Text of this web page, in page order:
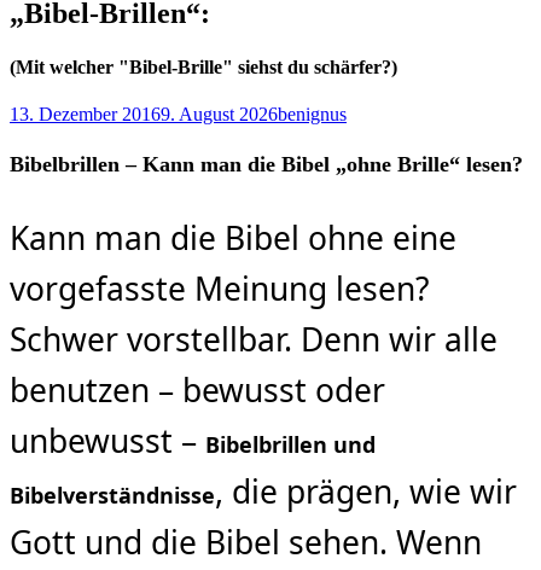
„Bibel-Brillen“:
(Mit welcher "Bibel-Brille" siehst du schärfer?)
Posted
13. Dezember 20169. August 2026Autor
benignus
Bibelbrillen – Kann man die Bibel „ohne Brille“ lesen?
Kann man die Bibel ohne eine
vorgefasste Meinung lesen?
Schwer vorstellbar. Denn wir alle
benutzen – bewusst oder
unbewusst – Bibelbrillen und
Bibelverständnisse, die prägen, wie wir
Gott und die Bibel sehen. Wenn